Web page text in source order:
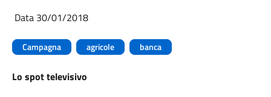
Data 30/01/2018
Campagna agricole banca
Lo spot televisivo